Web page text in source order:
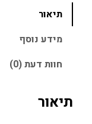
ל
כ
ס
תיאור
מידע נוסף
חוות דעת (0)
תיאור